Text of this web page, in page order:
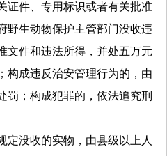
证件、专用标识或者有关批准
野生动物保护主管部门没收违
文件和违法所得，并处五万元
构成违反治安管理行为的，由
罚；构成犯罪的，依法追究刑
定没收的实物，由县级以上人